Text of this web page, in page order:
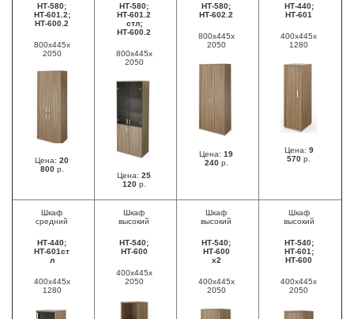
НТ-580;
НТ-601.2;
НТ-600.2
800х445х
2050
Цена: 20
800р.
НТ-580;
НТ-601.2
стл;
НТ-600.2
800х445х
2050
Цена: 25
120р.
НТ-580;
НТ-602.2
800х445х
2050
Цена: 19
240р.
НТ-440;
НТ-601
400х445х
1280
Цена: 9
570 р.
Шкаф
средний
НТ-440;
НТ-601ст
л
400х445х
1280
Шкаф
высокий
НТ-540;
НТ-600
400х445х
2050
Шкаф
высокий
НТ-540;
НТ-600
х2
400х445х
2050
Шкаф
высокий
НТ-540;
НТ-601;
НТ-600
400х445х
2050